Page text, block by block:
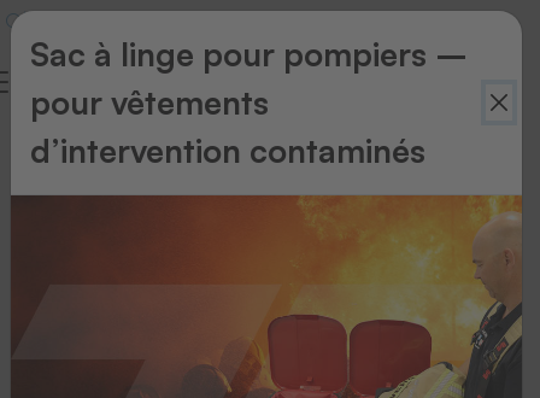
Retour
Sac à linge pour pompiers –
pour vêtements
d’intervention contaminés